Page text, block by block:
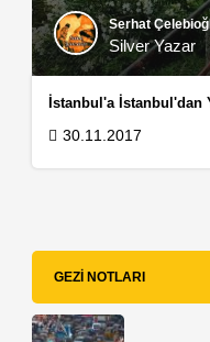
Serhat
Silver Yazar
İstanbul'a İstanbul'dan
30.11.2017
GEZI NOTLARI